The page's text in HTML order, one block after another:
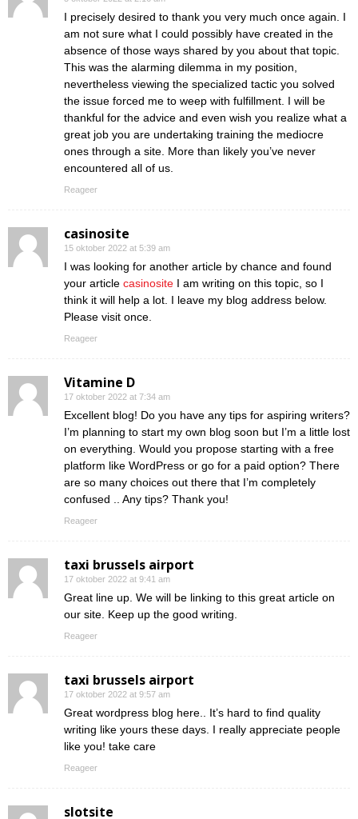
I precisely desired to thank you very much once again. I
am not sure what I could possibly have created in the
absence of those ways shared by you about that topic.
This was the alarming dilemma in my position,
nevertheless viewing the specialized tactic you solved
the issue forced me to weep with fulfillment. I will be
thankful for the advice and even wish you realize what a
great job you are undertaking training the mediocre
ones through a site. More than likely you’ve never
encountered all of us.
Reageer
casinosite
15 oktober 2022 at 5:39 am
I was looking for another article by chance and found
your article casinosite I am writing on this topic, so I
think it will help a lot. I leave my blog address below.
Please visit once.
Reageer
Vitamine D
17 oktober 2022 at 7:34 am
Excellent blog! Do you have any tips for aspiring writers?
I’m planning to start my own blog soon but I’m a little lost
on everything. Would you propose starting with a free
platform like WordPress or go for a paid option? There
are so many choices out there that I’m completely
confused .. Any tips? Thank you!
Reageer
taxi brussels airport
17 oktober 2022 at 9:41 am
Great line up. We will be linking to this great article on
our site. Keep up the good writing.
Reageer
taxi brussels airport
17 oktober 2022 at 9:57 am
Great wordpress blog here.. It’s hard to find quality
writing like yours these days. I really appreciate people
like you! take care
Reageer
slotsite